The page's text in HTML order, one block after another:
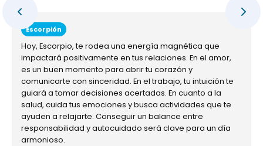
Escorpión
Hoy, Escorpio, te rodea una energía magnética que
impactará positivamente en tus relaciones. En el amor,
es un buen momento para abrir tu corazón y
comunicarte con sinceridad. En el trabajo, tu intuición te
guiará a tomar decisiones acertadas. En cuanto a la
salud, cuida tus emociones y busca actividades que te
ayuden a relajarte. Conseguir un balance entre
responsabilidad y autocuidado será clave para un día
armonioso.